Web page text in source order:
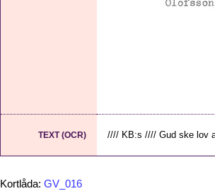
TEXT (OCR) //// KB:s //// Gud ske lov
Kortlåda: GV_016